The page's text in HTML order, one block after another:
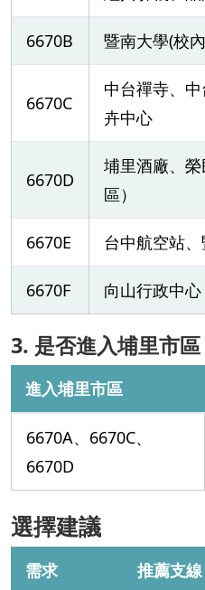
6670B 暨南大學(校
6670C
中台禪寺、
卉中心
6670D
埔里酒廠、
區）
6670E 台中航空站
6670F 向山行政中心
3. 是否進入埔里市區
進入埔里市區
6670A、6670C、
6670D
選擇建議
需求 推薦支線